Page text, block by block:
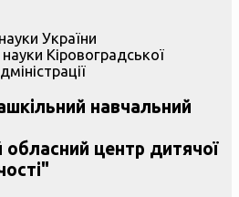
України
Кіровоградської
навчальний
обласний центр дитячої